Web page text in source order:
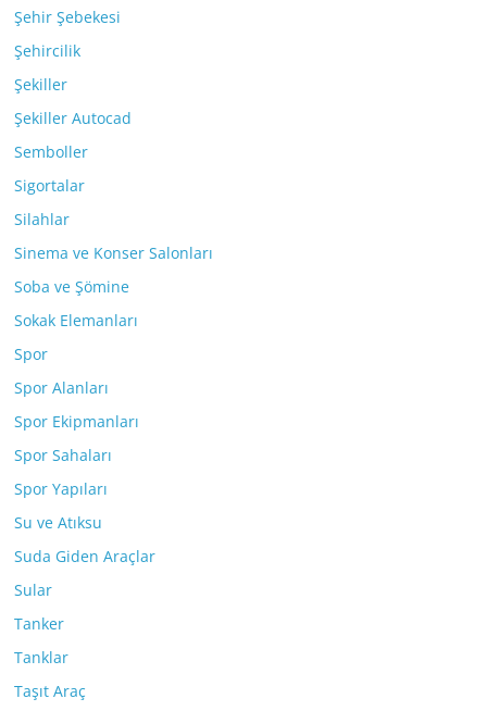
Şehir Şebekesi
Şehircilik
Şekiller
Şekiller Autocad
Semboller
Sigortalar
Silahlar
Sinema ve Konser Salonları
Soba ve Şömine
Sokak Elemanları
Spor
Spor Alanları
Spor Ekipmanları
Spor Sahaları
Spor Yapıları
Su ve Atıksu
Suda Giden Araçlar
Sular
Tanker
Tanklar
Taşıt Araç